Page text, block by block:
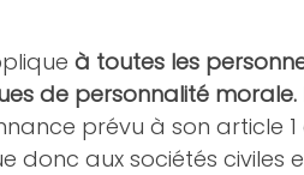
à toutes les
de personnalité morale.
prévu à son article
donc aux sociétés civiles